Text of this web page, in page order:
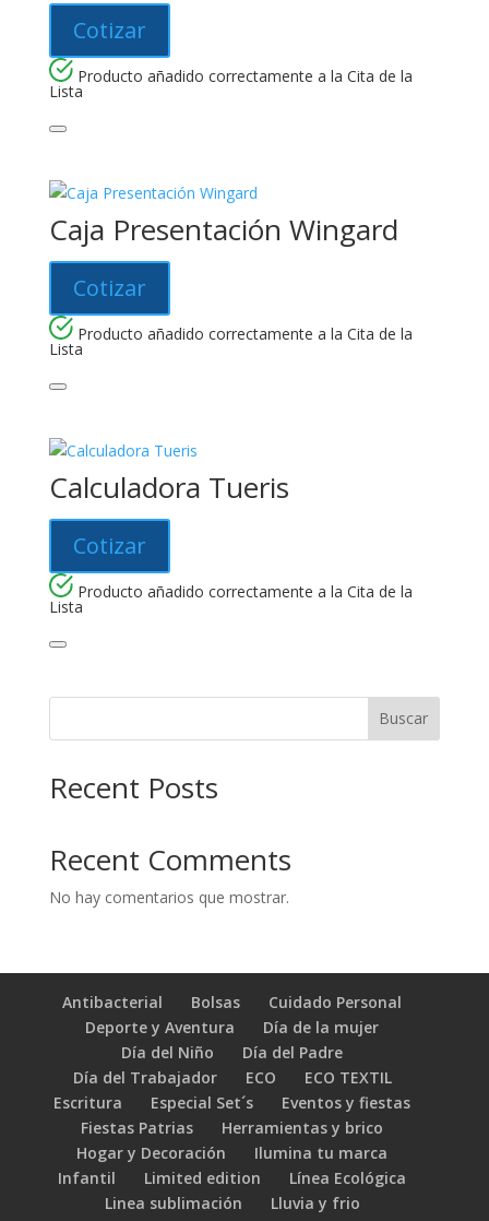
Cotizar
Producto añadido correctamente a la Cita de la
Lista
Caja Presentación Wingard
Cotizar
Producto añadido correctamente a la Cita de la
Lista
Calculadora Tueris
Cotizar
Producto añadido correctamente a la Cita de la
Lista
Buscar
Recent Posts
Recent Comments
No hay comentarios que mostrar.
Antibacterial Bolsas
Cuidado Personal
Deporte y Aventura
Día de la mujer
Día del Niño
Día del Padre
Día del Trabajador
ECO
ECO TEXTIL
Escritura
Especial Set´s
Eventos y fiestas
Fiestas Patrias
Herramientas y brico
Hogar y Decoración
Ilumina tu marca
Infantil
Limited edition
Línea Ecológica
Linea sublimación
Lluvia y frio